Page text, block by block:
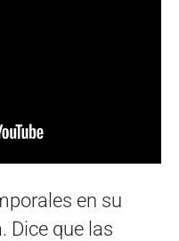
en su
Dice que las